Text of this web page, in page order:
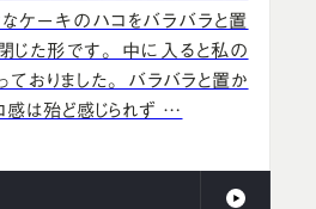
ケーキのハコをバラバラと置
じた形です。 中に入ると私の
おりました。 バラバラと置か
感は殆ど感じられず …